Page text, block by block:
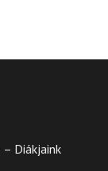
Diákjaink